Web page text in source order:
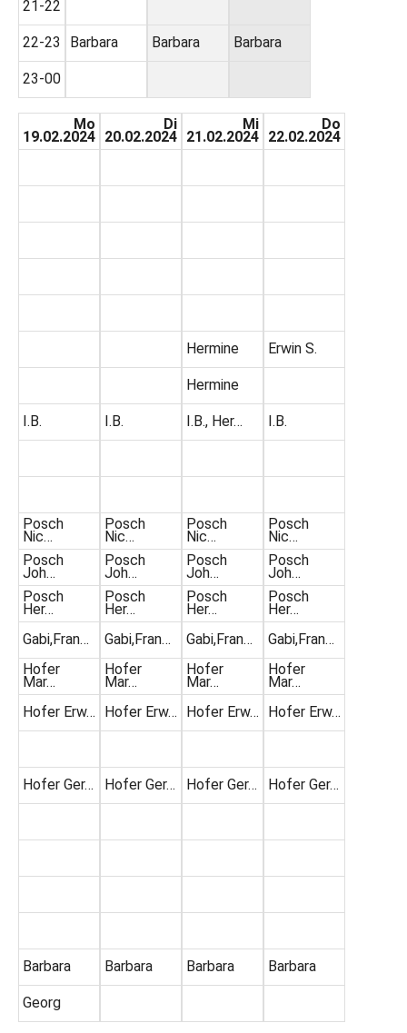
21-22
22-23
23-00
Barbara Barbara Barbara
Mo
19.02.2024
I.B.
Posch
Nic…
Posch
Joh…
Posch
Her…
Gabi,Fran…
Hofer
Mar…
Hofer Erw…
Hofer Ger…
Barbara
Georg
Di
20.02.2024
I.B.
Posch
Nic…
Posch
Joh…
Posch
Her…
Gabi,Fran…
Hofer
Mar…
Hofer Erw…
Hofer Ger…
Barbara
Mi
21.02.2024
Hermine
Hermine
I.B., Her…
Posch
Nic…
Posch
Joh…
Posch
Her…
Gabi,Fran…
Hofer
Mar…
Hofer Erw…
Hofer Ger…
Barbara
Do
22.02.2024
Erwin S.
I.B.
Posch
Nic…
Posch
Joh…
Posch
Her…
Gabi,Fran…
Hofer
Mar…
Hofer Erw…
Hofer Ger…
Barbara